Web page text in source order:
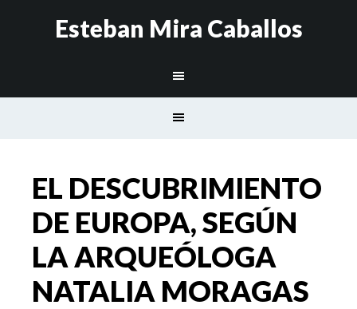
Esteban Mira Caballos
EL DESCUBRIMIENTO
DE EUROPA, SEGÚN
LA ARQUEÓLOGA
NATALIA MORAGAS